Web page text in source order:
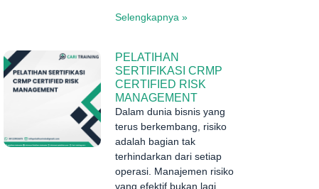
Selengkapnya »
PELATIHAN
SERTIFIKASI CRMP
CERTIFIED RISK
MANAGEMENT
Dalam dunia bisnis yang
terus berkembang, risiko
adalah bagian tak
terhindarkan dari setiap
operasi. Manajemen risiko
yang efektif bukan lagi